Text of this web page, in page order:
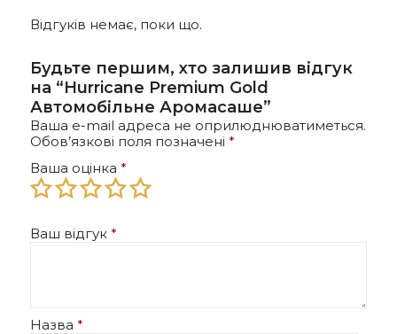
на
товару
Відгуків немає, поки що.
Будьте першим, хто залишив відгук
на “Hurricane Premium Gold
Автомобільне Аромасаше”
Ваша e-mail адреса не оприлюднюватиметься.
Обов’язкові поля позначені *
Ваша оцінка *
Ваш відгук *
Назва *